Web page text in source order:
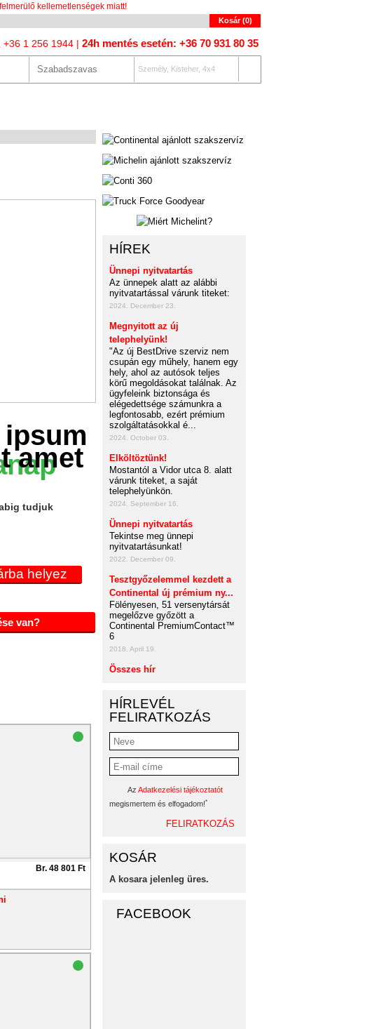
kellemetlenségek miatt!
Kosár (0)
+36 1 256 1944 | 24h mentés esetén: +36 70 931 80 35
Személy, Kisteher, 4x4
tudjuk
van?
Br. 48 801 Ft
HÍREK
Ünnepi nyitvatartás
Az ünnepek alatt az alábbi
nyitvatartással várunk titeket:
2024. December 23.
Megnyitott az új
telephelyünk!
"Az új BestDrive szerviz nem
csupán egy műhely, hanem egy
hely, ahol az autósok teljes
körű megoldásokat találnak. Az
ügyfeleink biztonsága és
elégedettsége számunkra a
legfontosabb, ezért prémium
szolgáltatásokkal é...
2024. October 03.
Elköltöztünk!
Mostantól a Vidor utca 8. alatt
várunk titeket, a saját
telephelyünkön.
2024. September 16.
Ünnepi nyitvatartás
Tekintse meg ünnepi
nyitvatartásunkat!
2022. December 09.
Tesztgyőzelemmel kezdett a
Continental új prémium ny...
Fölényesen, 51 versenytársát
megelőzve győzött a
Continental PremiumContact™
6
2018. April 19.
Összes hír
HÍRLEVÉL
FELIRATKOZÁS
Az Adatkezelési tájékoztatót
megismertem és elfogadom!*
KOSÁR
A kosara jelenleg üres.
FACEBOOK